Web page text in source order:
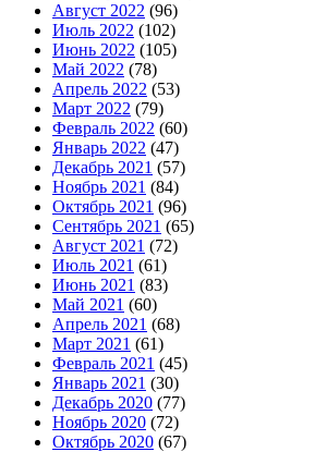
Август 2022 (96)
Июль 2022 (102)
Июнь 2022 (105)
Май 2022 (78)
Апрель 2022 (53)
Март 2022 (79)
Февраль 2022 (60)
Январь 2022 (47)
Декабрь 2021 (57)
Ноябрь 2021 (84)
Октябрь 2021 (96)
Сентябрь 2021 (65)
Август 2021 (72)
Июль 2021 (61)
Июнь 2021 (83)
Май 2021 (60)
Апрель 2021 (68)
Март 2021 (61)
Февраль 2021 (45)
Январь 2021 (30)
Декабрь 2020 (77)
Ноябрь 2020 (72)
Октябрь 2020 (67)